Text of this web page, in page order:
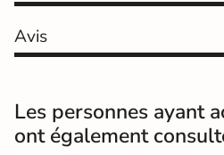
Bords rectifié
Finition Mate
Résistant au Gel Oui
Avis
Les personnes ayant
ont également